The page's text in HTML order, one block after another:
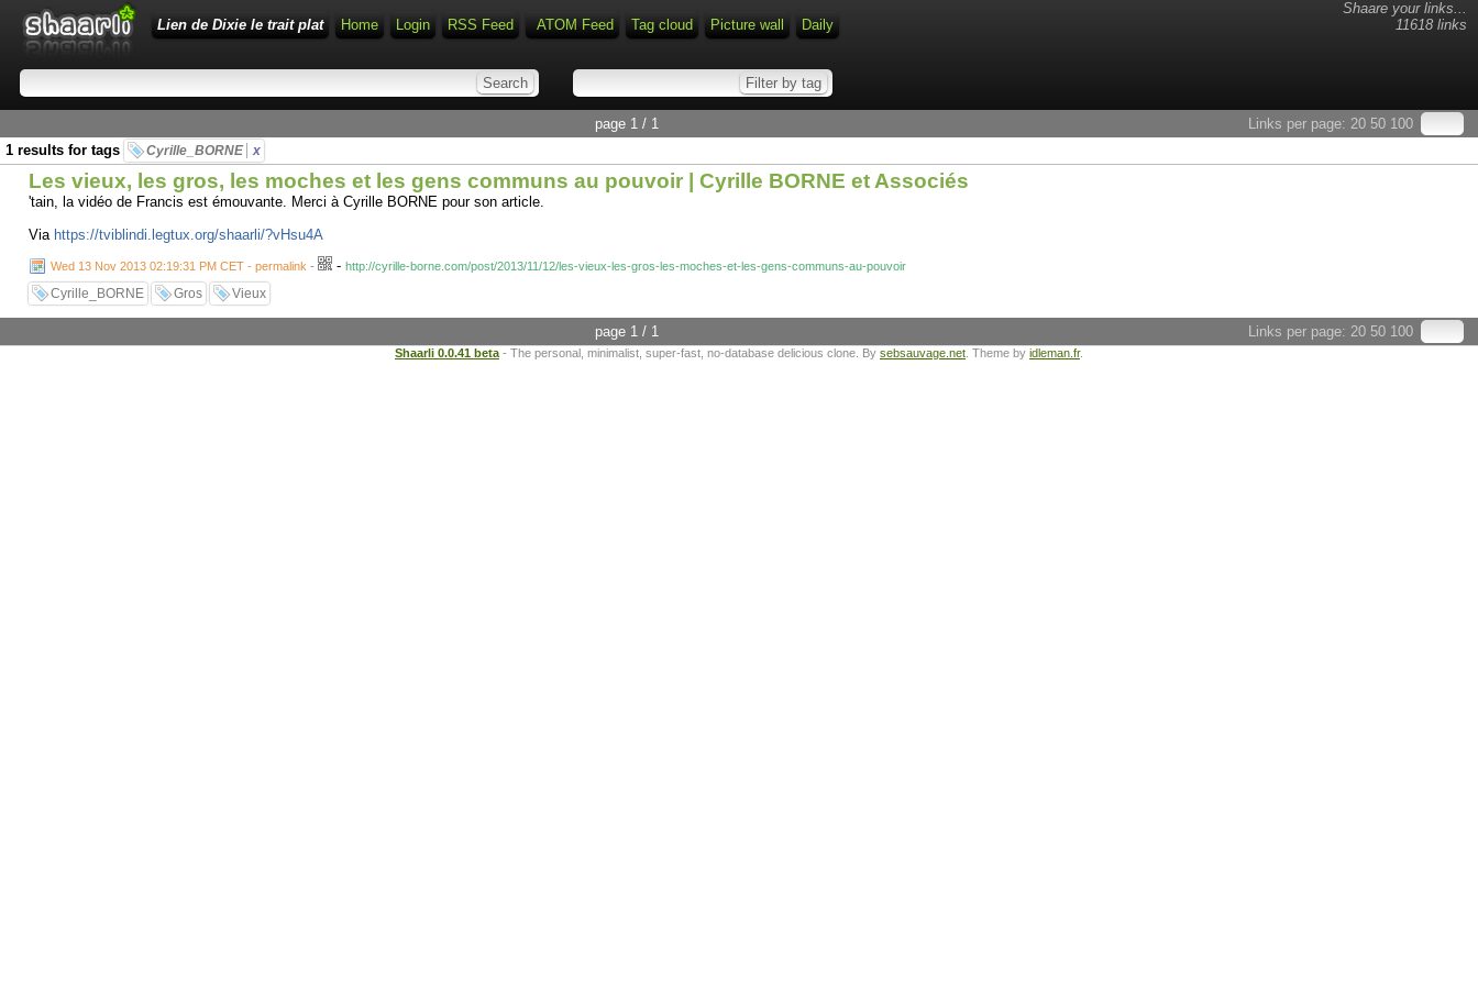
Shaare your links...
11618 links
Lien de Dixie le trait plat Home Login RSS Feed ATOM Feed Tag cloud Picture wall Daily
Links per page: 20 50 100
page 1 / 1
1 results for tags
Cyrille_BORNE x
Les vieux, les gros, les moches et les gens communs au pouvoir | Cyrille BORNE et Associés
'tain, la vidéo de Francis est émouvante. Merci à Cyrille BORNE pour son article.
Via https://tviblindi.legtux.org/shaarli/?vHsu4A
Wed 13 Nov 2013 02:19:31 PM CET - permalink - - http://cyrille-borne.com/post/2013/11/12/les-vieux-les-gros-les-moches-et-les-gens-communs-au-pouvoir
Cyrille_BORNE Gros Vieux
Links per page: 20 50 100
page 1 / 1
Shaarli 0.0.41 beta - The personal, minimalist, super-fast, no-database delicious clone. By sebsauvage.net . Theme by idleman.fr.